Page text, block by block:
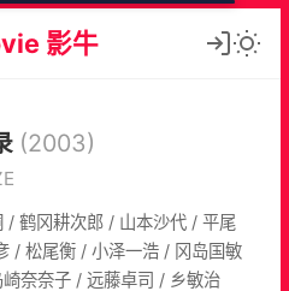
影牛
(2003)
/ 鹤冈耕次郎 / 山本沙代 / 平尾
/ 松尾衡 / 小泽一浩 / 冈岛国敏
奈奈子 / 远藤卓司 / 乡敏治